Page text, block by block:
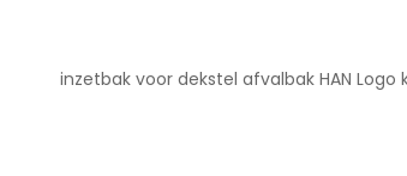
inzetbak voor dekstel afvalbak HAN Logo